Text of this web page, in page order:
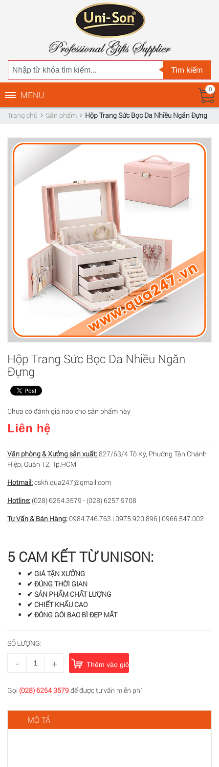
Tìm kiếm
0
MENU
Trang chủ Sản phẩm Hộp Trang Sức Bọc Da Nhiều Ngăn Đựng
Hộp Trang Sức Bọc Da Nhiều Ngăn
Đựng
Chưa có đánh giá nào cho sản phẩm này
Liên hệ
Văn phòng & Xưởng sản xuất:827/63/4 Tô Ký, Phường Tân Chánh
Hiệp, Quận 12, Tp.HCM
Hotmail:cskh.qua247@gmail.com
Hotline: (028) 6254.3579 - (028) 6257.9708
Tư Vấn & Bán Hàng: 0984.746.763 | 0975.920.896 | 0966.547.002
5 CAM KẾT TỪ UNISON:
✔ GIÁ TẬN XƯỞNG
✔ ĐÚNG THỜI GIAN
✔ SẢN PHẨM CHẤT LƯỢNG
✔ CHIẾT KHẤU CAO
✔ ĐÓNG GÓI BAO BÌ ĐẸP MẮT
SỐ LƯỢNG:
- + Thêm vào giỏ hàng
Gọi (028) 6254 3579để được tư vấn miễn phí
MÔ TẢ